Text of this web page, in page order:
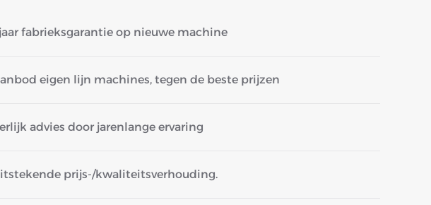
fabrieksgarantie op nieuwe machine
eigen lijn machines, tegen de beste prijzen
advies door jarenlange ervaring
prijs-/kwaliteitsverhouding.